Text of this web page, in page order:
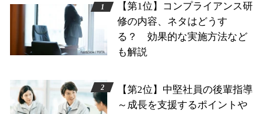
【第1位】コンプライアンス研
修の内容、ネタはどうす
る？ 効果的な実施方法など
も解説
【第2位】中堅社員の後輩指導
～成長を支援するポイントや